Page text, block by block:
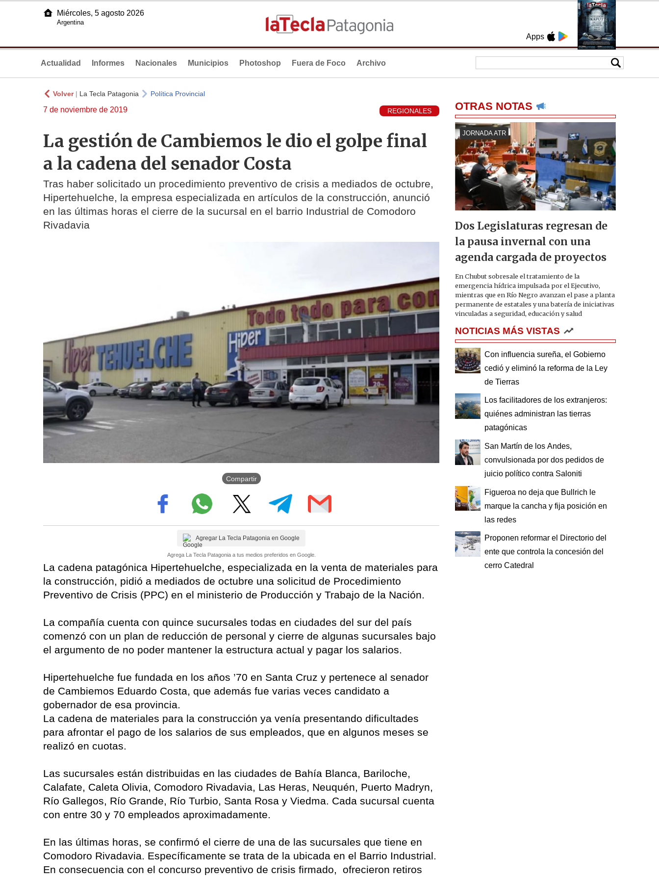
Apps
Miércoles, 5 agosto 2026
Argentina
Actualidad Informes Nacionales Municipios Photoshop Fuera de Foco Archivo
Volver| La Tecla Patagonia Política Provincial
7 de noviembre de 2019 REGIONALES
La gestión de Cambiemos le dio el golpe final
a la cadena del senador Costa
Tras haber solicitado un procedimiento preventivo de crisis a mediados de octubre,
Hipertehuelche, la empresa especializada en artículos de la construcción, anunció
en las últimas horas el cierre de la sucursal en el barrio Industrial de Comodoro
Rivadavia
Compartir
Agregar La Tecla Patagonia en Google
Agrega La Tecla Patagonia a tus medios preferidos en Google.
La cadena patagónica Hipertehuelche, especializada en la venta de materiales para
la construcción, pidió a mediados de octubre una solicitud de Procedimiento
Preventivo de Crisis (PPC) en el ministerio de Producción y Trabajo de la Nación.
La compañía cuenta con quince sucursales todas en ciudades del sur del país
comenzó con un plan de reducción de personal y cierre de algunas sucursales bajo
el argumento de no poder mantener la estructura actual y pagar los salarios.
Hipertehuelche fue fundada en los años ’70 en Santa Cruz y pertenece al senador
de Cambiemos Eduardo Costa, que además fue varias veces candidato a
gobernador de esa provincia.
La cadena de materiales para la construcción ya venía presentando dificultades
para afrontar el pago de los salarios de sus empleados, que en algunos meses se
realizó en cuotas.
Las sucursales están distribuidas en las ciudades de Bahía Blanca, Bariloche,
Calafate, Caleta Olivia, Comodoro Rivadavia, Las Heras, Neuquén, Puerto Madryn,
Río Gallegos, Río Grande, Río Turbio, Santa Rosa y Viedma. Cada sucursal cuenta
con entre 30 y 70 empleados aproximadamente.
En las últimas horas, se confirmó el cierre de una de las sucursales que tiene en
Comodoro Rivadavia. Específicamente se trata de la ubicada en el Barrio Industrial.
En consecuencia con el concurso preventivo de crisis firmado, ofrecieron retiros
OTRAS NOTAS
JORNADA ATR
Dos Legislaturas regresan de
la pausa invernal con una
agenda cargada de proyectos
En Chubut sobresale el tratamiento de la
emergencia hídrica impulsada por el Ejecutivo,
mientras que en Río Negro avanzan el pase a planta
permanente de estatales y una batería de iniciativas
vinculadas a seguridad, educación y salud
NOTICIAS MÁS VISTAS
Con influencia sureña, el Gobierno
cedió y eliminó la reforma de la Ley
de Tierras
Los facilitadores de los extranjeros:
quiénes administran las tierras
patagónicas
San Martín de los Andes,
convulsionada por dos pedidos de
juicio político contra Saloniti
Figueroa no deja que Bullrich le
marque la cancha y fija posición en
las redes
Proponen reformar el Directorio del
ente que controla la concesión del
cerro Catedral